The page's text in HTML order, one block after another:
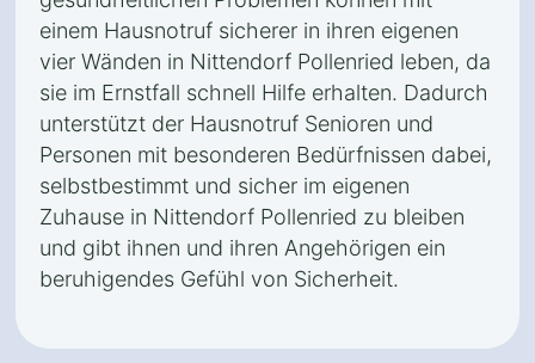
einem Hausnotruf sicherer in ihren eigenen
vier Wänden in Nittendorf Pollenried leben, da
sie im Ernstfall schnell Hilfe erhalten. Dadurch
unterstützt der Hausnotruf Senioren und
Personen mit besonderen Bedürfnissen dabei,
selbstbestimmt und sicher im eigenen
Zuhause in Nittendorf Pollenried zu bleiben
und gibt ihnen und ihren Angehörigen ein
beruhigendes Gefühl von Sicherheit.